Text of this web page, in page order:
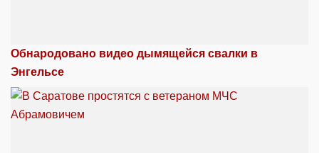
Обнародовано видео дымящейся свалки в
Энгельсе